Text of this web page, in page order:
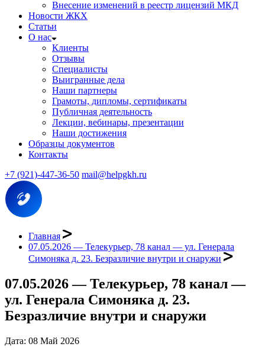
Внесение изменений в реестр лицензий МКД
Новости ЖКХ
Статьи
О нас
Клиенты
Отзывы
Специалисты
Выигранные дела
Наши партнеры
Грамоты, дипломы, сертификаты
Публичная деятельность
Лекции, вебинары, презентации
Наши достижения
Образцы документов
Контакты
+7 (921)-447-36-50 mail@helpgkh.ru
Главная
07.05.2026 — Телекурьер, 78 канал — ул. Генерала
Симоняка д. 23. Безразличие внутри и снаружи
07.05.2026 — Телекурьер, 78 канал —
ул. Генерала Симоняка д. 23.
Безразличие внутри и снаружи
Дата: 08 Май 2026